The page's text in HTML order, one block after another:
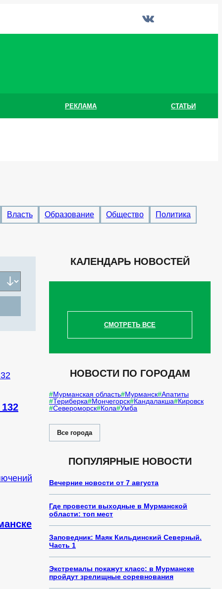
РЕКЛАМА СТАТЬИ
Власть Образование Общество Политика
КАЛЕНДАРЬ НОВОСТЕЙ
СМОТРЕТЬ ВСЕ
НОВОСТИ ПО ГОРОДАМ
Мурманская область Мурманск Апатиты
Териберка
Мончегорск Кандалакша
Кировск
Североморск Кола Умба
Все города
ПОПУЛЯРНЫЕ НОВОСТИ
Вечерние новости от 7 августа
Где провести выходные в Мурманской
области: топ мест
Заповедник: Маяк Кильдинский Северный.
Часть 1
Экстремалы покажут класс: в Мурманске
пройдут зрелищные соревнования